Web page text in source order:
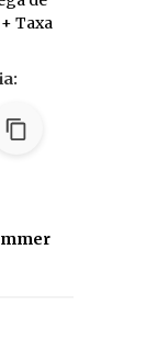
Taxa